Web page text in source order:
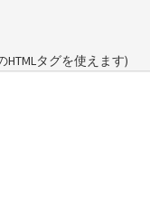
HTMLタグを使えます)